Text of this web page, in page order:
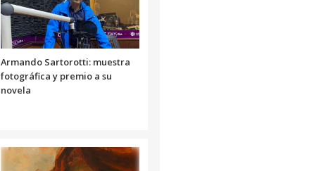
disminuir
el
volumen.
Armando Sartorotti: muestra
fotográfica y premio a su
novela